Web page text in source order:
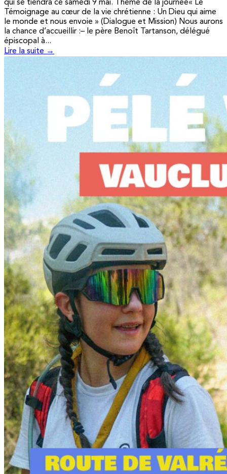
qui se tiendra ce samedi 9 mai. Thème de la journée« Le
Témoignage au cœur de la vie chrétienne : Un Dieu qui aime
le monde et nous envoie » (Dialogue et Mission) Nous aurons
la chance d’accueillir :– le père Benoît Tartanson, délégué
épiscopal à...
Lire la suite →